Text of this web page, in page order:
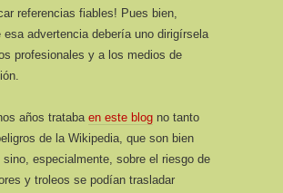
referencias fiables! Pues bien,
esa advertencia debería uno dirigírsela
profesionales y a los medios de
años trataba en este blog no tanto
de la Wikipedia, que son bien
especialmente, sobre el riesgo de
y troleos se podían trasladar